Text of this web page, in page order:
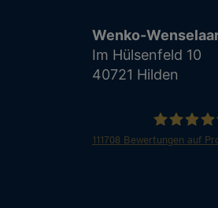
Wenko-
Im Hülsenfeld 10
40721 Hilden
111708 Bewertungen auf